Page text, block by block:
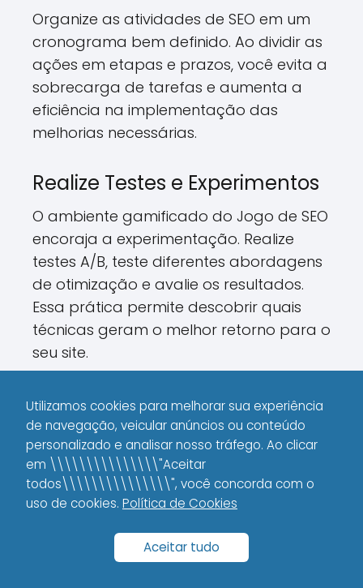
Organize as atividades de SEO em um
cronograma bem definido. Ao dividir as
ações em etapas e prazos, você evita a
sobrecarga de tarefas e aumenta a
eficiência na implementação das
melhorias necessárias.
Realize Testes e Experimentos
O ambiente gamificado do Jogo de SEO
encoraja a experimentação. Realize
testes A/B, teste diferentes abordagens
de otimização e avalie os resultados.
Essa prática permite descobrir quais
técnicas geram o melhor retorno para o
seu site.
Integre a Equipe de Marketing
Digital
A colaboração entre as equipes pode
ser um diferencial. Incentive a troca de
experiências e a participação coletiva
nos desafios propostos pela
plataforma. Compartilhar
Utilizamos cookies para melhorar sua experiência
de navegação, veicular anúncios ou conteúdo
personalizado e analisar nosso tráfego. Ao clicar
em \\\\\\\\\\\\\\\"Aceitar
todos\\\\\\\\\\\\\\\", você concorda com o
uso de cookies. Política de Cookies
Aceitar tudo